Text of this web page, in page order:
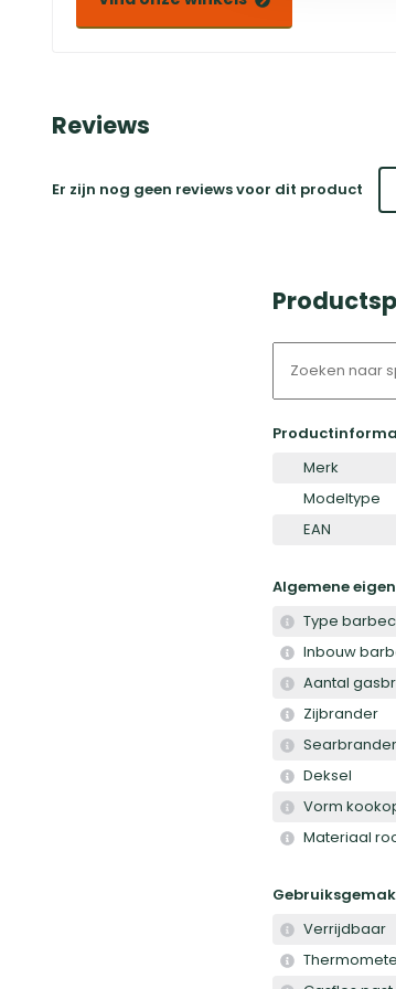
Reviews
Er zijn nog geen reviews voor dit product
Merk
Modeltype
EAN
Algemene
Type
Inbouw
Aantal
Zijbrander
Searbrander
Deksel
Vorm
Materiaal
Gebruiksgemak
Verrijdbaar